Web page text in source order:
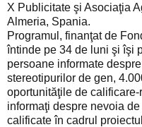
X Publicitate şi Asociaţia
Almeria, Spania.
Programul, finanţat de
întinde pe 34 de luni şi îşi
persoane informate
stereotipurilor de gen,
oportunităţile de
informaţi despre nevoia
calificate în cadrul